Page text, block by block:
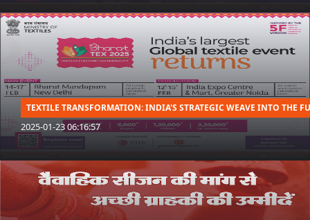
TEXTILE TRANSFORMATION: INDIA'S STRATEGIC WEAVE INTO THE
2025-01-23 06:16:57